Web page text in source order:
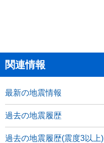
関連情報
最新の地震情報
過去の地震履歴
過去の地震履歴(震度3以上)